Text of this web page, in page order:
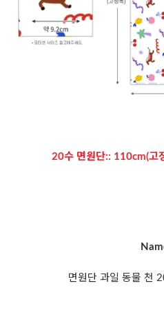
20수 면원단:: 110cm(고
면원단 과일 동물 천